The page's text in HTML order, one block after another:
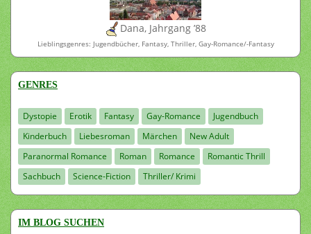
Dana, Jahrgang ’88
Lieblingsgenres: Jugendbücher, Fantasy, Thriller, Gay-Romance/-Fantasy
GENRES
Dystopie Erotik Fantasy Gay-Romance
Jugendbuch
Kinderbuch
Liebesroman Märchen
New Adult
Paranormal Romance
Roman Romance
Romantic Thrill
Sachbuch
Science-Fiction Thriller/ Krimi
IM BLOG SUCHEN